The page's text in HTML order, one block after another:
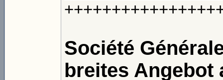
Société
breites Angebot